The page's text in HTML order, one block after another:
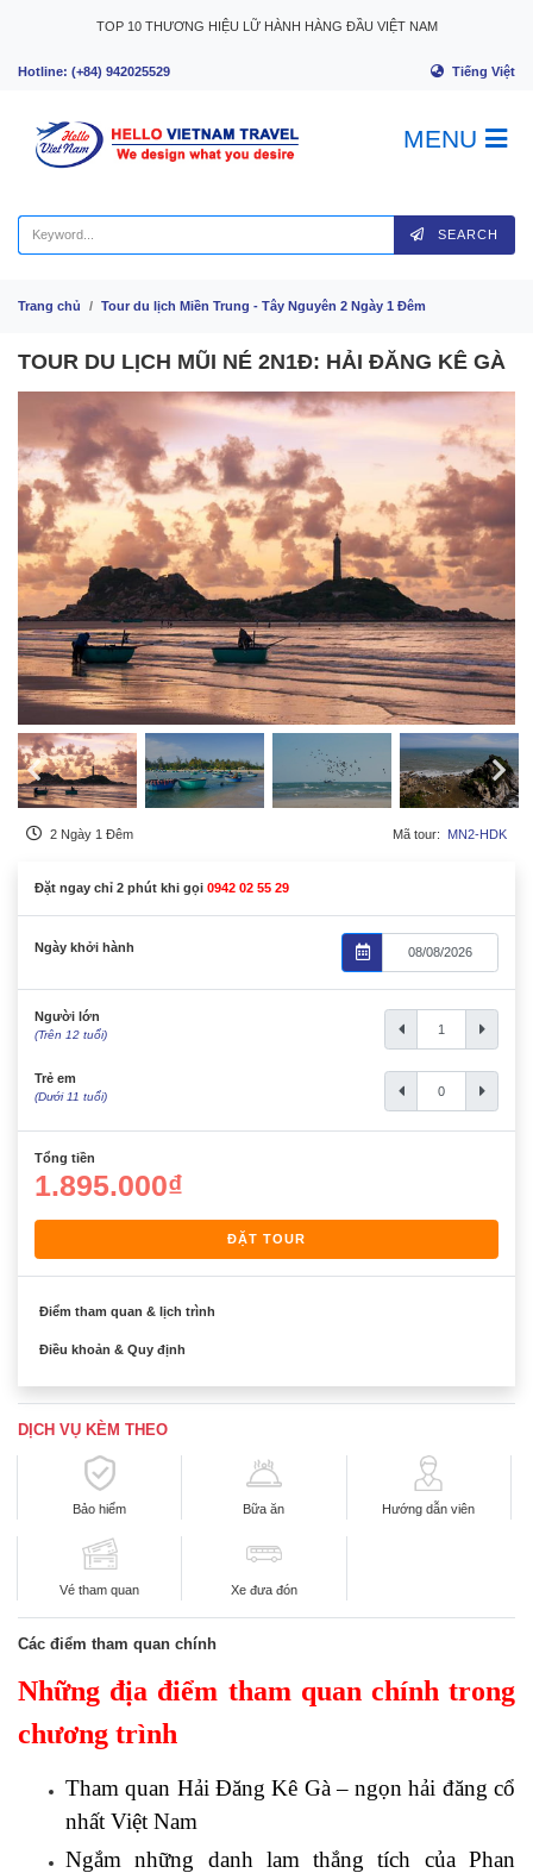
TOP 10 THƯƠNG HIỆU LỮ HÀNH HÀNG ĐẦU VIỆT NAM
Hotline: (+84) 942025529 Tiếng Việt
MENU
SEARCH
Trang chủ Tour du lịch Miền Trung - Tây Nguyên 2 Ngày 1 Đêm
TOUR DU LỊCH MŨI NÉ 2N1Đ: HẢI ĐĂNG KÊ GÀ
2 Ngày 1 Đêm Mã tour: MN2-HDK
Đặt ngay chỉ 2 phút khi gọi 0942 02 55 29
Ngày khởi hành
Người lớn
(Trên 12 tuổi)
Trẻ em
(Dưới 11 tuổi)
Tổng tiền
1.895.000₫
ĐẶT TOUR
Điểm tham quan & lịch trình
Điều khoản & Quy định
DỊCH VỤ KÈM THEO
Bảo hiểm Bữa ăn Hướng dẫn viên
Vé tham quan Xe đưa đón
Các điểm tham quan chính
Những địa điểm tham quan chính trong
chương trình
Tham quan Hải Đăng Kê Gà – ngọn hải đăng cổ
nhất Việt Nam
Ngắm những danh lam thắng tích của Phan